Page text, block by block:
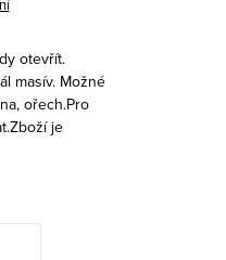
otevřít.
masív. Možné
ořech.Pro
je